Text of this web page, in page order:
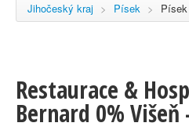
Jihočeský kraj > Písek > Písek
Restaurace &
Bernard 0% Višeň